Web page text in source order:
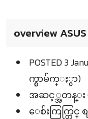
overview
POSTED 3
က္စာမ်က္ႏွာ)
အဆင့္အတန္း
ေစ်းကြက္တြင္ စ